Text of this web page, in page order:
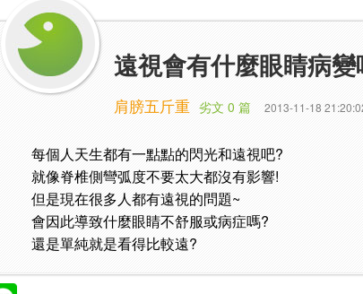
遠視會有什麼眼睛病變
肩膀五斤重 劣文 0 篇 2013-11-18
每個人天生都有一點點的閃光和遠視吧?
就像脊椎側彎弧度不要太大都沒有影響!
但是現在很多人都有遠視的問題~
會因此導致什麼眼睛不舒服或病症嗎?
還是單純就是看得比較遠?